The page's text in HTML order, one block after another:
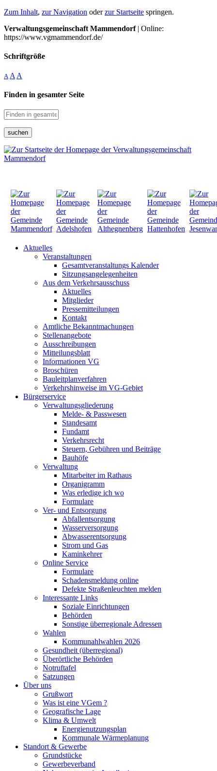
Zum Inhalt, zur Navigation oderzur Startseite springen.
Verwaltungsgemeinschaft Mammendorf| Online:
https://www.vgmammendorf.de/
Schriftgröße
A A A
Finden in gesamter Seite
suchen
Aktuelles
Veranstaltungen
Gesamtveranstaltungs Kalender
Sitzungsangelegenheiten
Aus dem Verkehrsausschuss
Aktuelles
Mitglieder
Pressemitteilungen
Kontakt
Amtliche Bekanntmachungen
Stellenangebote
Ausschreibungen
Mitteilungsblatt
Informationen VG
Broschüren
Bauleitplanverfahren
Verkehrshinweise im VG-Gebiet
Bürgerservice
Verwaltungsgliederung
Melde- & Passwesen
Standesamt
Fundamt
Verkehrsrecht
Steuern, Gebühren und Beiträge
Bauhöfe
Verwaltung
Mitarbeiter im Rathaus
Organigramm
Was erledige ich wo
Formulare
Ver- und Entsorgung
Abfallentsorgung
Wasserversorgung
Abwasserentsorgung
Strom und Gas
Kaminkehrer
Online Service
Formulare
Schadensmeldung online
Defekte Straßenleuchten melden
Interessante Links
Soziale Einrichtungen
Behörden
Sonstige überregionale Adressen
Wahlen
Kommunahlwahlen 2026
Gesundheit (überregional)
Überörtliche Behörden
Notruftafel
Satzungen
Über uns
Grußwort
Was ist eine VGem ?
Geografische Lage
Klima & Umwelt
Energienutzungsplan
Kommunale Wärmeplanung
Standort & Gewerbe
Grundstücke
Gewerbeverband